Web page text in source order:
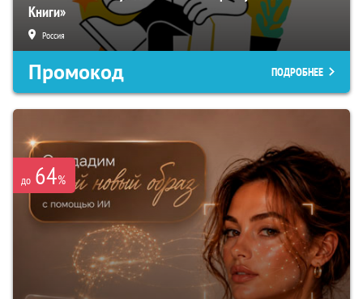
Книги»
Россия
Промокод ПОДРОБНЕЕ
до 64%